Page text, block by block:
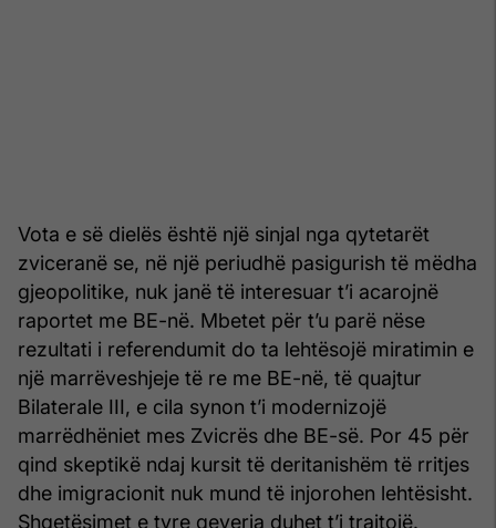
Vota e së dielës është një sinjal nga qytetarët
zviceranë se, në një periudhë pasigurish të mëdha
gjeopolitike, nuk janë të interesuar t’i acarojnë
raportet me BE-në. Mbetet për t’u parë nëse
rezultati i referendumit do ta lehtësojë miratimin e
një marrëveshjeje të re me BE-në, të quajtur
Bilaterale III, e cila synon t’i modernizojë
marrëdhëniet mes Zvicrës dhe BE-së. Por 45 për
qind skeptikë ndaj kursit të deritanishëm të rritjes
dhe imigracionit nuk mund të injorohen lehtësisht.
Shqetësimet e tyre qeveria duhet t’i trajtojë.